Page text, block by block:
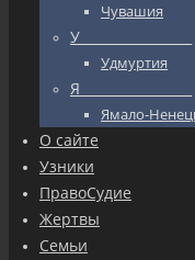
Чувашия
У_________________
Удмуртия
Я_________________
Ямало-
О сайте
Узники
ПравоСудие
Жертвы
Семьи